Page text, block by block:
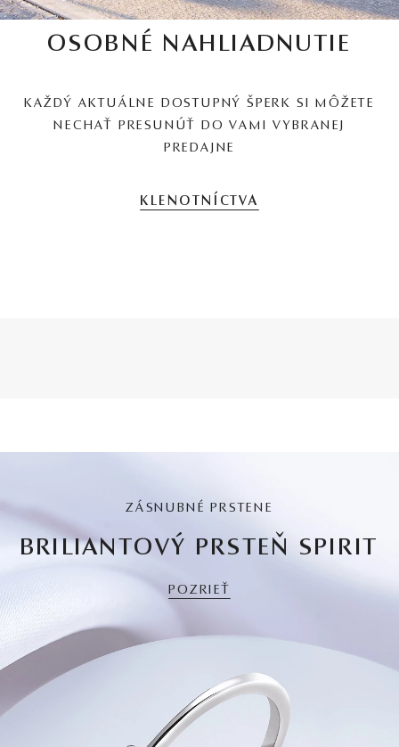
OSOBNÉ NAHLIADNUTIE
KAŽDÝ AKTUÁLNE DOSTUPNÝ ŠPERK SI MÔŽETE
NECHAŤ PRESUNÚŤ DO VAMI VYBRANEJ
PREDAJNE
KLENOTNÍCTVA
ZÁSNUBNÉ PRSTENE
BRILIANTOVÝ PRSTEŇ SPIRIT
POZRIEŤ